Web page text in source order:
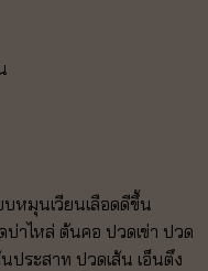
บหมุนเวียนเลือดดีขึ้น
บ่าไหล่ ต้นคอ ปวดเข่า ปวด
ประสาท ปวดเส้น เอ็นตึง